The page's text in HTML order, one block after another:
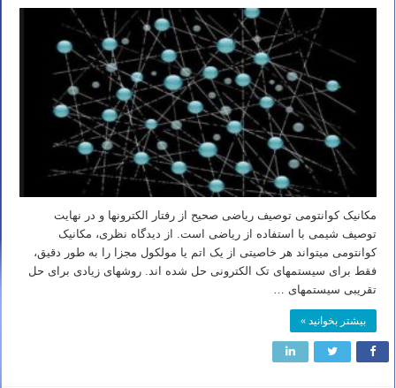
مکانیک کوانتومی توصیف ریاضی صحیح از رفتار الکترونها و در نهایت
توصیف شیمی با استفاده از ریاضی است. از دیدگاه نظری، مکانیک
کوانتومی میتواند هر خاصیتی از یک اتم یا مولکول مجزا را به طور دقیق،
فقط برای سیستمهای تک الکترونی حل شده اند. روشهای زیادی برای حل
تقریبی سیستمهای …
بیشتر بخوانید »